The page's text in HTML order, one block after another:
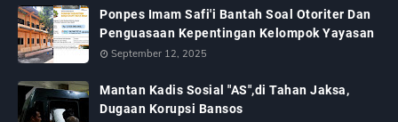
Ponpes Imam Safi'i Bantah Soal Otoriter Dan
Penguasaan Kepentingan Kelompok Yayasan
September 12, 2025
Mantan Kadis Sosial "AS",di Tahan Jaksa,
Dugaan Korupsi Bansos